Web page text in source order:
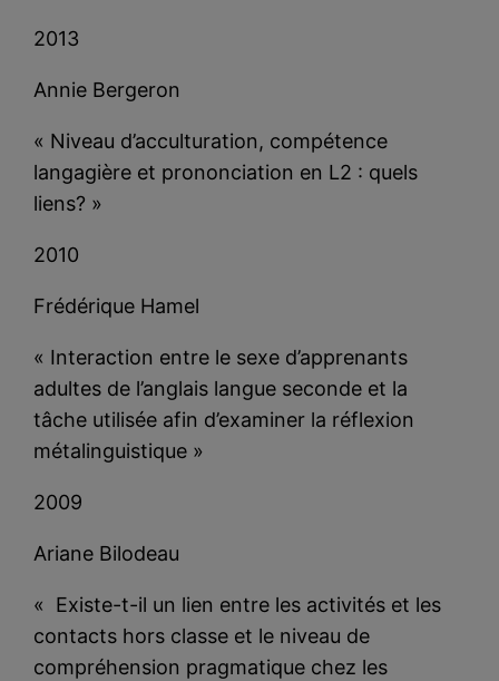
2013
Annie Bergeron
« Niveau d’acculturation, compétence
langagière et prononciation en L2 : quels
liens? »
2010
Frédérique Hamel
« Interaction entre le sexe d’apprenants
adultes de l’anglais langue seconde et la
tâche utilisée afin d’examiner la réflexion
métalinguistique »
2009
Ariane Bilodeau
« Existe-t-il un lien entre les activités et les
contacts hors classe et le niveau de
compréhension pragmatique chez les